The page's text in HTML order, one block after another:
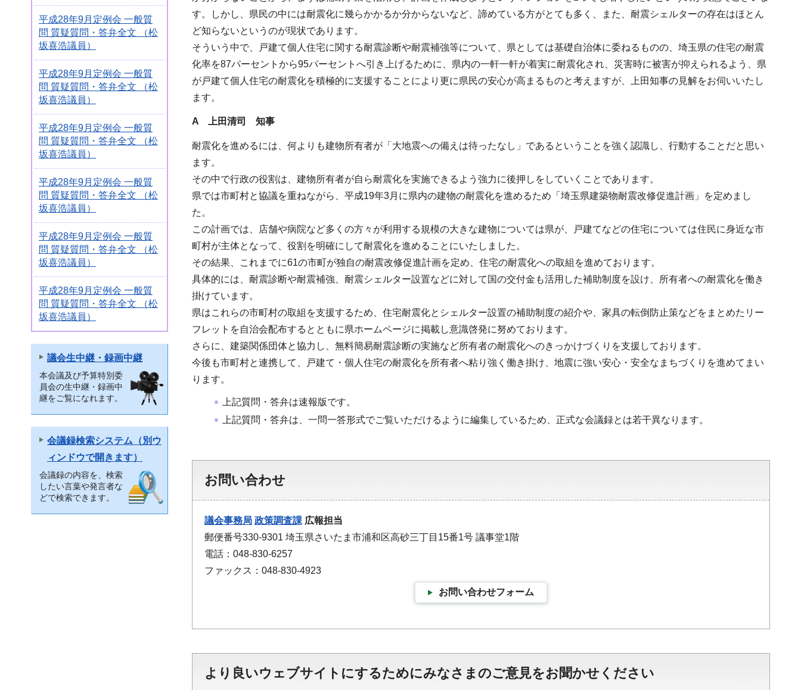
平成28年9月定例会 一般質
問 質疑質問・答弁全文 （松
坂喜浩議員）
平成28年9月定例会 一般質
問 質疑質問・答弁全文 （松
坂喜浩議員）
平成28年9月定例会 一般質
問 質疑質問・答弁全文 （松
坂喜浩議員）
平成28年9月定例会 一般質
問 質疑質問・答弁全文 （松
坂喜浩議員）
平成28年9月定例会 一般質
問 質疑質問・答弁全文 （松
坂喜浩議員）
平成28年9月定例会 一般質
問 質疑質問・答弁全文 （松
坂喜浩議員）
議会生中継・録画中継
本会議及び予算特別委
員会の生中継・録画中
継をご覧になれます。
会議録検索システム（別ウ
ィンドウで開きます）
会議録の内容を、検索
したい言葉や発言者な
どで検索できます。
す。しかし、県民の中には耐震化に幾らかかるか分からないなど、諦めている方がとても多く、また、耐震シェルターの存在はほとん
ど知らないというのが現状であります。
そういう中で、戸建て個人住宅に関する耐震診断や耐震補強等について、県としては基礎自治体に委ねるものの、埼玉県の住宅の耐震
化率を87パーセントから95パーセントへ引き上げるために、県内の一軒一軒が着実に耐震化され、災害時に被害が抑えられるよう、県
が戸建て個人住宅の耐震化を積極的に支援することにより更に県民の安心が高まるものと考えますが、上田知事の見解をお伺いいたし
ます。
A 上田清司 知事
耐震化を進めるには、何よりも建物所有者が「大地震への備えは待ったなし」であるということを強く認識し、行動することだと思い
ます。
その中で行政の役割は、建物所有者が自ら耐震化を実施できるよう強力に後押しをしていくことであります。
県では市町村と協議を重ねながら、平成19年3月に県内の建物の耐震化を進めるため「埼玉県建築物耐震改修促進計画」を定めまし
た。
この計画では、店舗や病院など多くの方々が利用する規模の大きな建物については県が、戸建てなどの住宅については住民に身近な市
町村が主体となって、役割を明確にして耐震化を進めることにいたしました。
その結果、これまでに61の市町が独自の耐震改修促進計画を定め、住宅の耐震化への取組を進めております。
具体的には、耐震診断や耐震補強、耐震シェルター設置などに対して国の交付金も活用した補助制度を設け、所有者への耐震化を働き
掛けています。
県はこれらの市町村の取組を支援するため、住宅耐震化とシェルター設置の補助制度の紹介や、家具の転倒防止策などをまとめたリー
フレットを自治会配布するとともに県ホームページに掲載し意識啓発に努めております。
さらに、建築関係団体と協力し、無料簡易耐震診断の実施など所有者の耐震化へのきっかけづくりを支援しております。
今後も市町村と連携して、戸建て・個人住宅の耐震化を所有者へ粘り強く働き掛け、地震に強い安心・安全なまちづくりを進めてまい
ります。
上記質問・答弁は速報版です。
上記質問・答弁は、一問一答形式でご覧いただけるように編集しているため、正式な会議録とは若干異なります。
お問い合わせ
議会事務局 政策調査課 広報担当
郵便番号330-9301 埼玉県さいたま市浦和区高砂三丁目15番1号 議事堂1階
電話：048-830-6257
ファックス：048-830-4923
お問い合わせフォーム
より良いウェブサイトにするためにみなさまのご意見をお聞かせください